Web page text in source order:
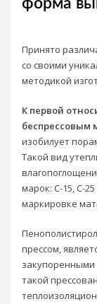
форма
Принято
со своими
методикой
К первой
беспрессовым
изобилует
Такой вид
марок: С-15, С-
маркировке
прессом,
закупоренными
такой